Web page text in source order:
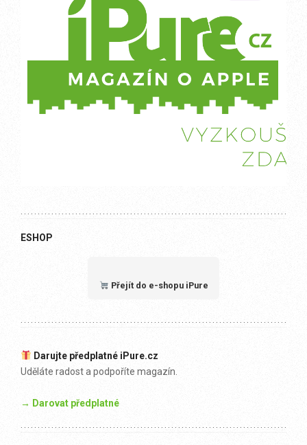
ESHOP
Přejít do e-shopu iPure
Darujte předplatné iPure.cz
Uděláte radost a podpoříte magazín.
→ Darovat předplatné